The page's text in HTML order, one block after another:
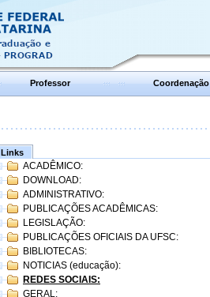
Professor Coordenação
Links
ACADÊMICO:
DOWNLOAD:
ADMINISTRATIVO:
PUBLICAÇÕES ACADÊMICAS:
LEGISLAÇÃO:
PUBLICAÇÕES OFICIAIS DA UFSC:
BIBLIOTECAS:
NOTICIAS (educação):
REDES SOCIAIS:
GERAL: